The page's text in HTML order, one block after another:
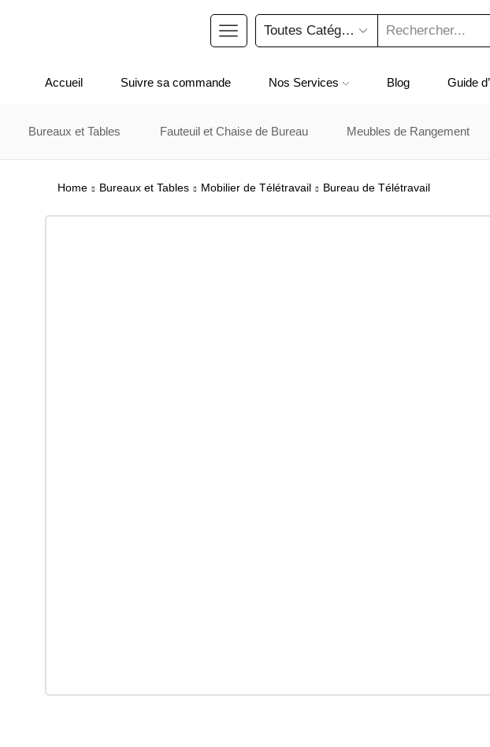
Accueil Suivre sa commande Nos Services Blog Guide
Bureaux et Tables Fauteuil et Chaise de Bureau Meubles de Rangement
Home Bureaux et Tables Mobilier de Télétravail Bureau de Télétravail